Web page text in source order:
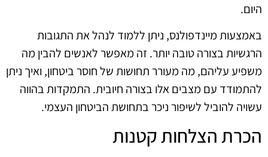
היום.
באמצעות מיינדפולנס, ניתן ללמוד לנהל את התגובות
הרגשיות בצורה טובה יותר. זה מאפשר לאנשים להבין מה
משפיע עליהם, מה מעורר תחושות של חוסר ביטחון, ואיך ניתן
להתמודד עם מצבים אלו בצורה חיובית. התמקדות בהווה
עשויה להוביל לשיפור ניכר בתחושת הביטחון העצמי.
הכרת הצלחות קטנות